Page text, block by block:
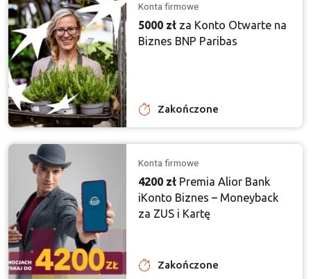
Konta firmowe
5000 zł za Konto Otwarte na
Biznes BNP Paribas
Zakończone
Konta firmowe
4200 zł Premia Alior Bank
iKonto Biznes – Moneyback
za ZUS i Kartę
Zakończone